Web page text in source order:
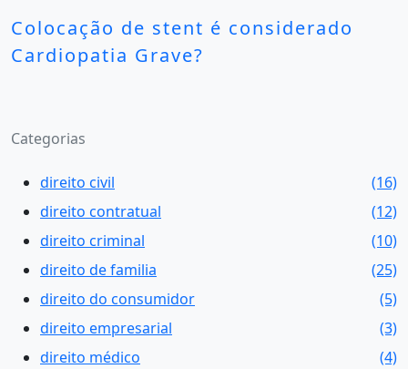
Colocação de stent é considerado
Cardiopatia Grave?
Categorias
direito civil
(16)
direito contratual
(12)
direito criminal
(10)
direito de familia
(25)
direito do consumidor
(5)
direito empresarial
(3)
direito médico
(4)